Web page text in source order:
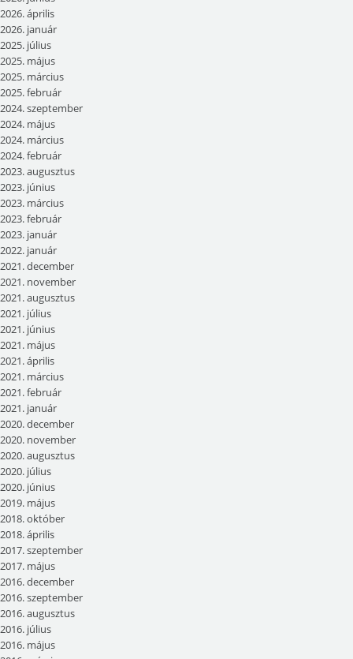
2026. április
2026. január
2025. július
2025. május
2025. március
2025. február
2024. szeptember
2024. május
2024. március
2024. február
2023. augusztus
2023. június
2023. március
2023. február
2023. január
2022. január
2021. december
2021. november
2021. augusztus
2021. július
2021. június
2021. május
2021. április
2021. március
2021. február
2021. január
2020. december
2020. november
2020. augusztus
2020. július
2020. június
2019. május
2018. október
2018. április
2017. szeptember
2017. május
2016. december
2016. szeptember
2016. augusztus
2016. július
2016. május